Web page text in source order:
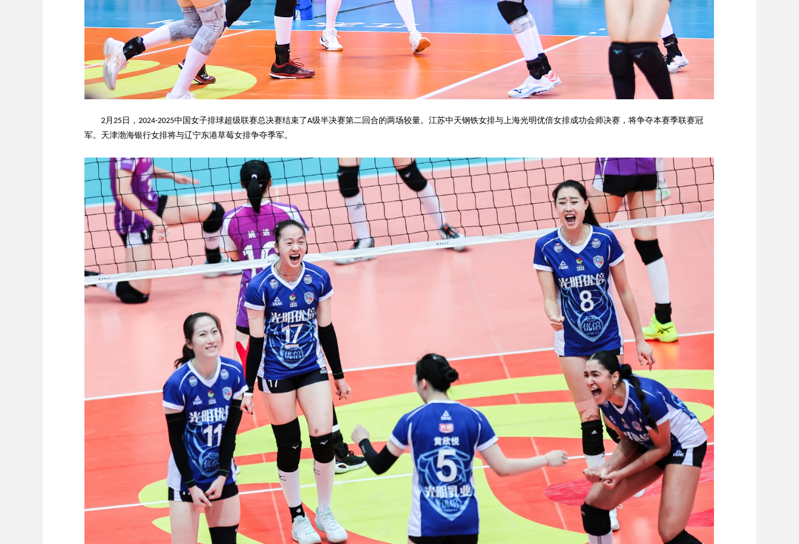
2月 25 日， 2024-2025中国女子排球超级联赛总决赛结束了A级半决赛第二回合的两场较量。江苏中天钢铁女排与上海光明优倍女排成功会师决赛，将争夺本赛季联赛冠
军。天津渤海银行女排将与辽宁东港草莓女排争夺季军。